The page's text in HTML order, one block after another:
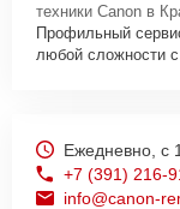
техники Canon в
Профильный
любой сложности с
Ежедневно, с
+7 (391) 216-
info@canon-